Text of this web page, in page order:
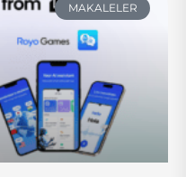
MAKALELER